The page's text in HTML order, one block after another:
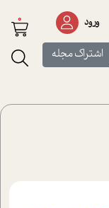
ورود
اشتراک مجله
0